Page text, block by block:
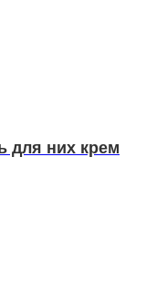
для них крем